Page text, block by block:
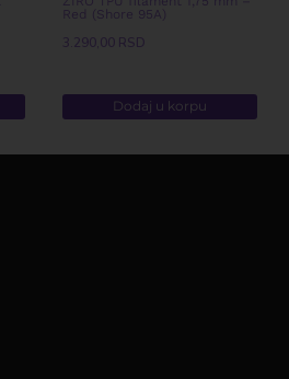
Red (Shore 95A)
3.290,00 RSD
Dodaj u korpu